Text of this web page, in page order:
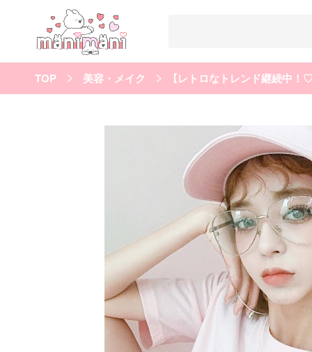
利用規約
プライバシーポリシー
お問い合わせ
韓国コスメ 韓国トレンド
オルチャンメイク twice 人気
TOP 美容・メイク 【レトロなトレンド継続中